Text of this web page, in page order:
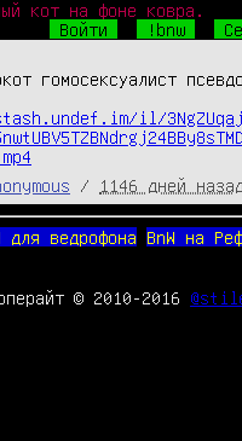
кот на фоне ковра.
Войти
!bnw
гомосексуалист
il/
/ 1146 дней назад
для ведрофона BnW на
© 2010-2016